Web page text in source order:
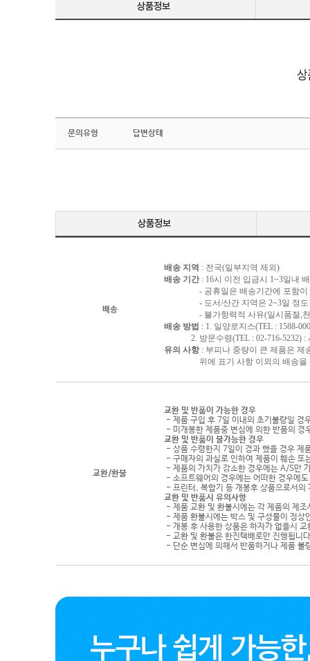
문의유형 답변상태
배송
배송 지역 : 전국(일부지역 제외)
배송 기간 : 16시 이전 입금시 1~3일내
- 공휴일은 배송기간에 포함이
- 도서/산간 지역은 2~3일 정도
- 불가항력적 사유(일시품절,천재
배송 방법 : 1. 일양로지스(TEL : 1588-
2. 방문수령(TEL : 02-716-5232) :
유의 사항: 부피나 중량이 큰 제품은 제
위에 표기 사항 이외의 배송을 원
교환/환불
교환 및 반품이 가능한 경우
- 제품 구입 후 7일 이내의 초기불량일 경
- 미개봉한 제품중 변심에 의한 반품의 경
교환 및 반품이 불가능한 경우
- 상품 수령한지 7일이 경과 했을 경우 제
- 구매자의 과실로 인하여 제품이 훼손 또
- 제품의 가치가 감소한 경우에는 A/S만
- 소프트웨어의 경우에는 어떠한 경우에
- 프린터, 복합기 등 개봉후 상품으로서의
교환 및 반품시 유의사항
- 제품 교환 및 환불시에는 각 제품의 제
- 제품 환불시에는 박스 및 구성물이 정상
- 개봉 후 사용한 상품은 하자가 없을시
- 교환 및 환불은 한진택배로만 진행됩니
- 단순 변심에 의해서 반품하거나 제품